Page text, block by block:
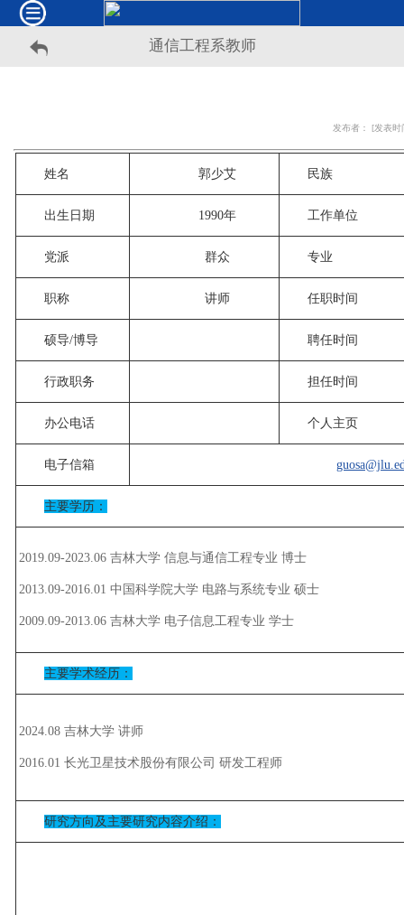
通信工程系教师
发布者： [发表
姓名 郭少艾 民族
出生日期 1990年 工作单位
党派 群众 专业
职称 讲师 任职时间
硕导/博导 聘任时间
行政职务 担任时间
办公电话 个人主页
电子信箱
主要学历：
2019.09-2023.06 吉林大学 信息与通信工程专业 博士
2013.09-2016.01 中国科学院大学 电路与系统专业 硕士
2009.09-2013.06 吉林大学 电子信息工程专业 学士
主要学术经历：
2024.08 吉林大学 讲师
2016.01 长光卫星技术股份有限公司 研发工程师
研究方向及主要研究内容介绍：